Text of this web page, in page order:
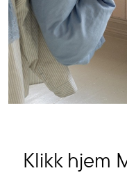
Klikk hjem